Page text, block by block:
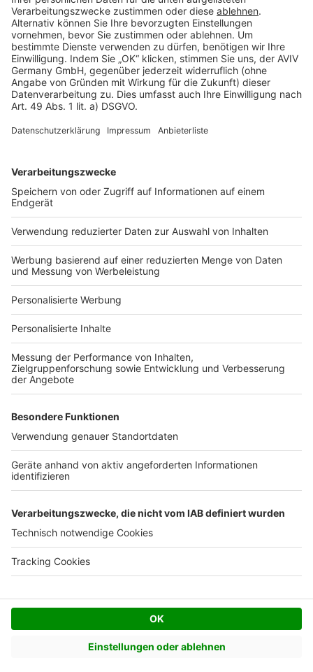
Rechtliches
AGB-Übersicht
Datenschutz
Impressum
Services
Bauprojekt-Quiz
Häuser-Suche
Hausanbieter-Suche
Bauprojekt-Profil
Für Unternehmen
Ihre Baufirma auf bauen.de
Kostenloses Infogespräch
© AVIV Germany GmbH - 2026
Facebook
Twitter